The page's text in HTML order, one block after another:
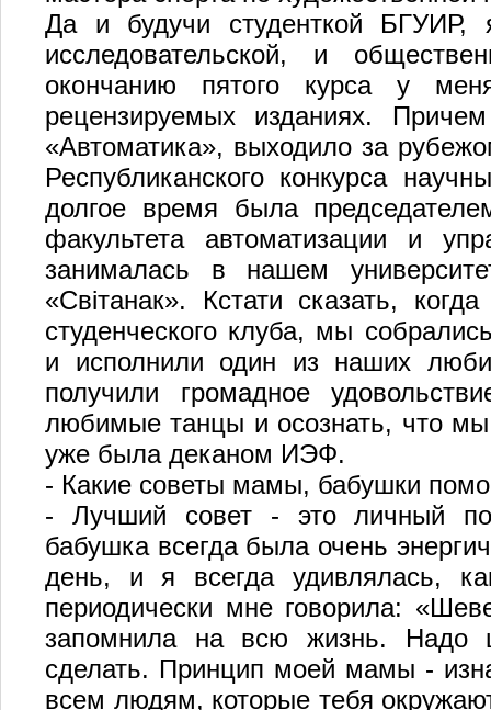
Да и будучи студенткой БГУИР,
исследовательской, и
окончанию пятого курса у
рецензируемых изданиях.
«Автоматика», выходило за
Республиканского конкурса
долгое время была
факультета автоматизации и
занималась в нашем
«Світанак». Кстати сказать,
студенческого клуба, мы
и исполнили один из наших
получили громадное
любимые танцы и осознать, что
уже была деканом ИЭФ.
- Какие советы мамы, бабушки
- Лучший совет - это личный
бабушка всегда была очень
день, и я всегда удивлялась,
периодически мне говорила:
запомнила на всю жизнь. Надо
сделать. Принцип моей мамы -
всем людям, которые тебя